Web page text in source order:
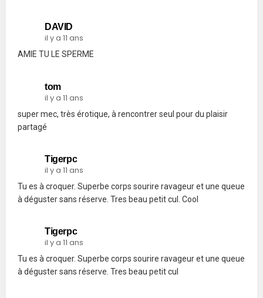
DAVID
il y a 11 ans
AMIE TU LE SPERME
tom
il y a 11 ans
super mec, très érotique, à rencontrer seul pour du plaisir
partagé
Tigerpc
il y a 11 ans
Tu es à croquer. Superbe corps sourire ravageur et une queue
à déguster sans réserve. Tres beau petit cul. Cool
Tigerpc
il y a 11 ans
Tu es à croquer. Superbe corps sourire ravageur et une queue
à déguster sans réserve. Tres beau petit cul